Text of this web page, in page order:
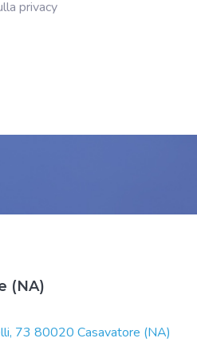
privacy
(NA)
73 80020 Casavatore (NA)